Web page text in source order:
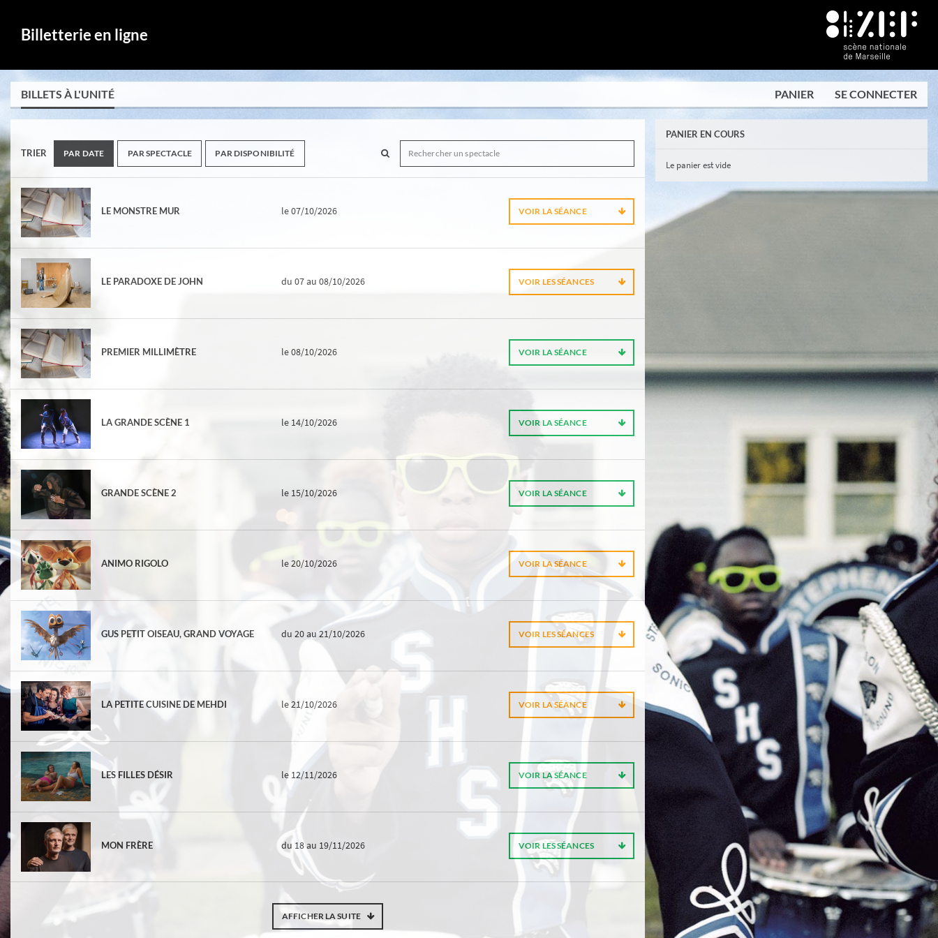
Billetterie en ligne
BILLETS À L'UNITÉ PANIER SE CONNECTER
TRIER PAR DATE PAR SPECTACLE PAR DISPONIBILITÉ
LE MONSTRE MUR le 07/10/2026 VOIR LA SÉANCE
LE PARADOXE DE JOHN du 07au 08/10/2026 VOIR LES SÉANCES
PREMIER MILLIMÈTRE le 08/10/2026 VOIR LA SÉANCE
LA GRANDE SCÈNE 1 le 14/10/2026 VOIR LA SÉANCE
GRANDE SCÈNE 2 le 15/10/2026 VOIR LA SÉANCE
ANIMO RIGOLO le 20/10/2026 VOIR LA SÉANCE
GUS PETIT OISEAU, GRAND VOYAGE du 20au 21/10/2026 VOIR LES SÉANCES
LA PETITE CUISINE DE MEHDI le 21/10/2026 VOIR LA SÉANCE
LES FILLES DÉSIR le 12/11/2026 VOIR LA SÉANCE
MON FRÈRE du 18au 19/11/2026 VOIR LES SÉANCES
AFFICHER LA SUITE
PANIER EN COURS
Le panier est vide